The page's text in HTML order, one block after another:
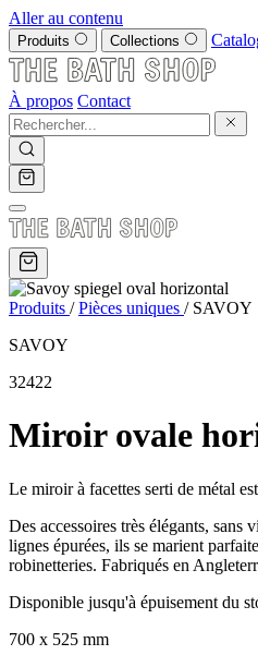
Aller au contenu
Produits Collections
À propos Contact
Produits / Pièces uniques / SAVOY
SAVOY
32422
Miroir ovale
Le miroir à facettes serti de métal
Des accessoires très élégants, sans
lignes épurées, ils se marient
robinetteries. Fabriqués en
Disponible jusqu'à épuisement du
700 x 525 mm